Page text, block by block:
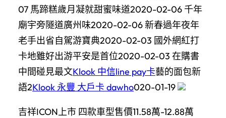
07 馬蹄糕歲月凝就甜蜜味道2020-02-06 千年
廟宇旁隧道廣州味2020-02-06 新春過年夜年
老手出省自駕游寶典2020-02-03 國外網紅打
卡地雖好出游平安是首位2020-02-03 在購書
中間碰見最文Klook 中信line pay卡藝的面包新
語2Klook 永豐 大戶卡 dawho020-01-19
吉祥ICON上市 四款車型售價11.58萬-12.88萬